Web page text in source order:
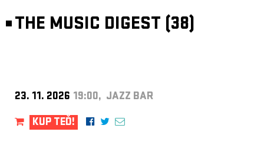
THE MUSIC DIGEST (38)
23. 11. 2026 19:00, JAZZ BAR
KUP TEĎ!